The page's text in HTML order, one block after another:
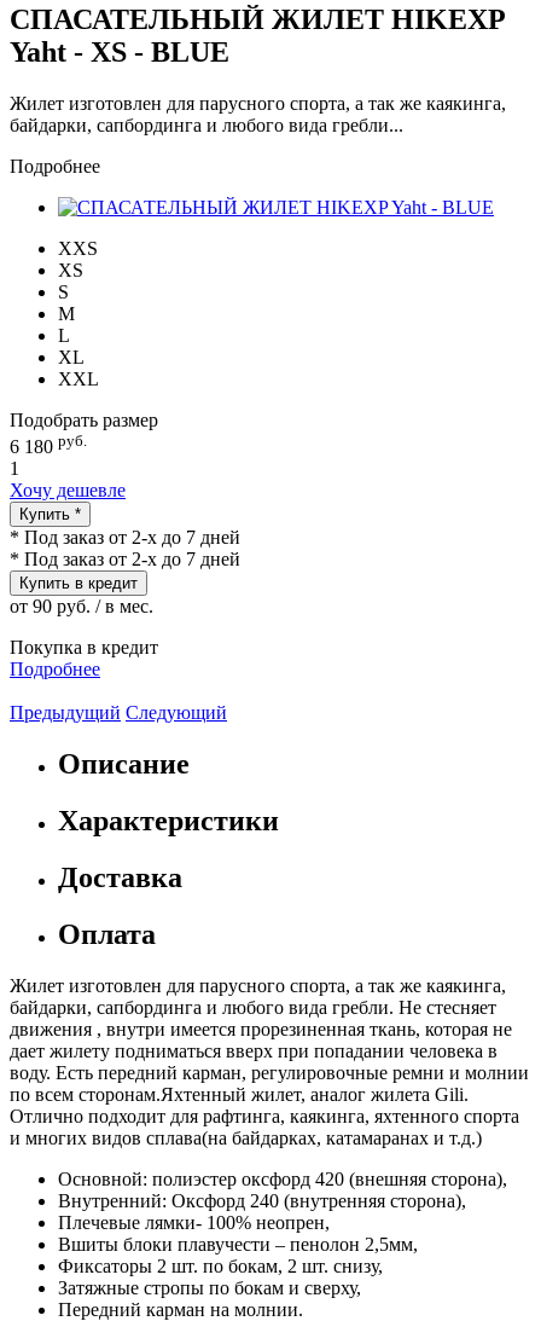
СПАСАТЕЛЬНЫЙ ЖИЛЕТ HIKEXP
Yaht - XS - BLUE
Жилет изготовлен для парусного спорта, а так же каякинга,
байдарки, сапбординга и любого вида гребли...
Подробнее
XXS
XS
S
M
L
XL
XXL
Подобрать размер
6 180 руб.
1
Хочу дешевле
Купить *
* Под заказ от 2-х до 7 дней
* Под заказ от 2-х до 7 дней
Купить в кредит
от 90 руб. / в мес.
Покупка в кредит
Подробнее
Предыдущий Следующий
Описание
Характеристики
Доставка
Оплата
Жилет изготовлен для парусного спорта, а так же каякинга,
байдарки, сапбординга и любого вида гребли. Не стесняет
движения , внутри имеется прорезиненная ткань, которая не
дает жилету подниматься вверх при попадании человека в
воду. Есть передний карман, регулировочные ремни и молнии
по всем сторонам.Яхтенный жилет, аналог жилета Gili.
Отлично подходит для рафтинга, каякинга, яхтенного спорта
и многих видов сплава(на байдарках, катамаранах и т.д.)
Основной: полиэстер оксфорд 420 (внешняя сторона),
Внутренний: Оксфорд 240 (внутренняя сторона),
Плечевые лямки- 100% неопрен,
Вшиты блоки плавучести – пенолон 2,5мм,
Фиксаторы 2 шт. по бокам, 2 шт. снизу,
Затяжные стропы по бокам и сверху,
Передний карман на молнии.